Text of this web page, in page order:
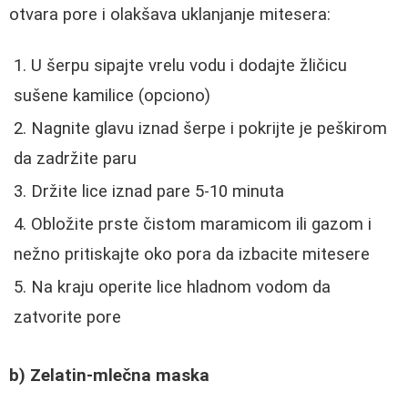
otvara pore i olakšava uklanjanje mitesera:
U šerpu sipajte vrelu vodu i dodajte žličicu
sušene kamilice (opciono)
Nagnite glavu iznad šerpe i pokrijte je peškirom
da zadržite paru
Držite lice iznad pare 5-10 minuta
Obložite prste čistom maramicom ili gazom i
nežno pritiskajte oko pora da izbacite mitesere
Na kraju operite lice hladnom vodom da
zatvorite pore
b) Zelatin-mlečna maska